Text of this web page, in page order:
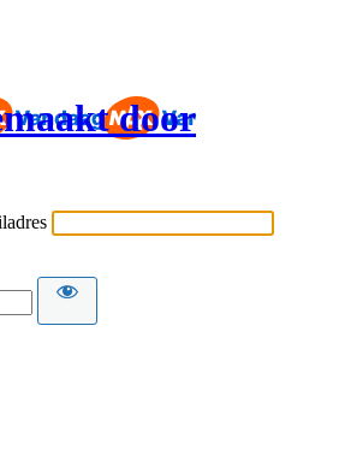
door